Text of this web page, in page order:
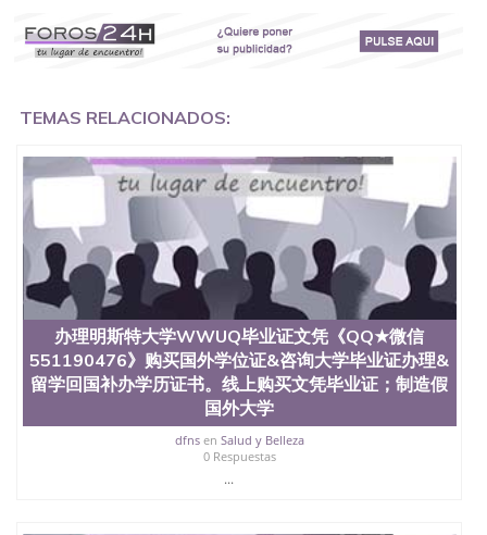
了,成绩不理想毕不了业怎么办551190476找工作没有
文凭怎么办,怎么办理本科/研究生文凭551190476如
毕业证怎么办理551190476国外大学文凭可以打工作
以制作美国毕业证551190476哪里可以办理澳洲毕业
证551190476留学生在哪里可以买假毕业证
551190476哪里可以办理加拿大毕业证551190476申
请学校办理假的毕业证成绩单可以吗551190476哪里
可以办理水印成绩单551190476哪里可以修改成绩单
GPA分数551190476假毕业证能查出来吗551190476
假文凭网上能查到吗551190476 如何拿到国外毕业证
QQ微信551190476办假大学毕业证QQ微信551190476
国外毕业证去哪认证QQ微信551190476找毕业证封皮
QQ微信551190476国外毕业证外壳定制QQ微信
551190476快速代办国外毕业证QQ微信551190476快
速拿到国外文凭QQ微信551190476国外留学文凭认证
QQ微信551190476国外文凭回国认证QQ微信
551190476泰国文凭办理QQ微信551190476法国留学
回国证明QQ微信551190476 国外烫金照片QQ微信
551190476外国文凭在中国有用吗QQ微信551190476
德国留学回国证明QQ微信551190476爱尔兰留学回国
TEMAS RELACIONADOS:
办理明斯特大学WWUQ毕业证文凭《QQ★微信
551190476》购买国外学位证&咨询大学毕业证办理&
留学回国补办学历证书。线上购买文凭毕业证；制造假
国外大学
dfnsen Salud y Belleza
0 Respuestas
...